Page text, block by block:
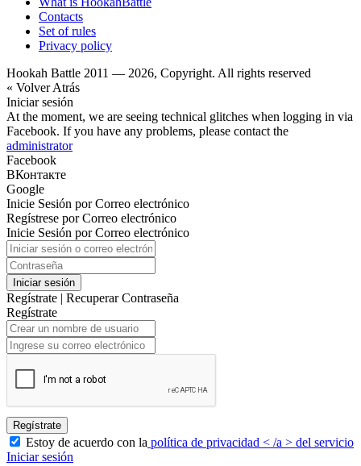
Contacts
Set of rules
Privacy policy
Hookah Battle 2011 — 2026, Copyright. All rights reserved
« Volver Atrás
Iniciar sesión
At the moment, we are seeing technical glitches when logging in via
Facebook. If you have any problems, please contact the
administrator
Facebook
ВКонтакте
Google
Inicie Sesión por Correo electrónico
Regístrese por Correo electrónico
Inicie Sesión por Correo electrónico
Iniciar sesión
Regístrate | Recuperar Contraseña
Regístrate
Regístrate
Estoy de acuerdo con la política de privacidad < /a > del servicio
Iniciar sesión